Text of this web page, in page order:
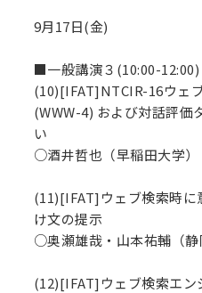
9月17日(金)
■一般講演３(10:00-12:00)
(10)[IFAT]NTCIR-16ウェ
(WWW-4) および対話評
い
○酒井哲也（早稲田大学）
(11)[IFAT]ウェブ検索時に
け文の提示
○奥瀬雄哉・山本祐輔（静
(12)[IFAT]ウェブ検索エン